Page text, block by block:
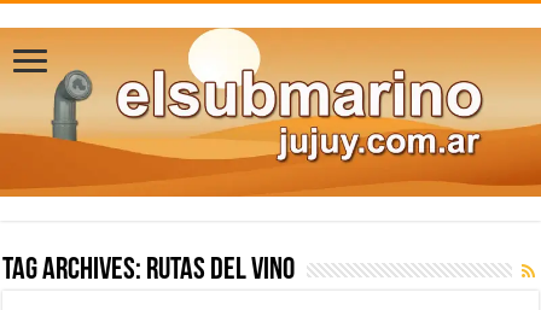
Tag Archives: rutas del vino